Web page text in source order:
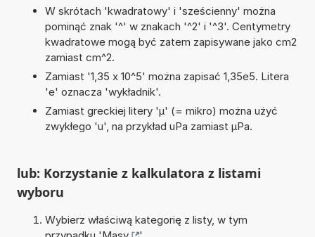
W skrótach 'kwadratowy' i 'sześcienny' można
pominąć znak '^' w znakach '^2' i '^3'. Centymetry
kwadratowe mogą być zatem zapisywane jako cm2
zamiast cm^2.
Zamiast '1,35 x 10^5' można zapisać 1,35e5. Litera
'e' oznacza 'wykładnik'.
Zamiast greckiej litery 'µ' (= mikro) można użyć
zwykłego 'u', na przykład uPa zamiast µPa.
lub: Korzystanie z kalkulatora z listami
wyboru
Wybierz właściwą kategorię z listy, w tym